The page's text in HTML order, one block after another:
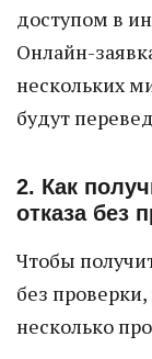
доступом в
Онлайн-
нескольких
будут
2. Как
отказа без
Чтобы
без
несколько